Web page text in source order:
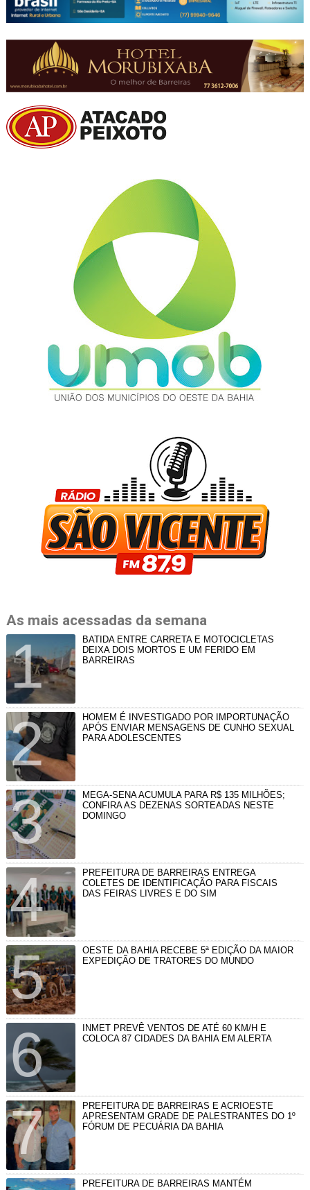
As mais acessadas da semana
BATIDA ENTRE CARRETA E MOTOCICLETAS
DEIXA DOIS MORTOS E UM FERIDO EM
BARREIRAS
HOMEM É INVESTIGADO POR IMPORTUNAÇÃO
APÓS ENVIAR MENSAGENS DE CUNHO SEXUAL
PARA ADOLESCENTES
MEGA-SENA ACUMULA PARA R$ 135 MILHÕES;
CONFIRA AS DEZENAS SORTEADAS NESTE
DOMINGO
PREFEITURA DE BARREIRAS ENTREGA
COLETES DE IDENTIFICAÇÃO PARA FISCAIS
DAS FEIRAS LIVRES E DO SIM
OESTE DA BAHIA RECEBE 5ª EDIÇÃO DA MAIOR
EXPEDIÇÃO DE TRATORES DO MUNDO
INMET PREVÊ VENTOS DE ATÉ 60 KM/H E
COLOCA 87 CIDADES DA BAHIA EM ALERTA
PREFEITURA DE BARREIRAS E ACRIOESTE
APRESENTAM GRADE DE PALESTRANTES DO 1º
FÓRUM DE PECUÁRIA DA BAHIA
PREFEITURA DE BARREIRAS MANTÉM